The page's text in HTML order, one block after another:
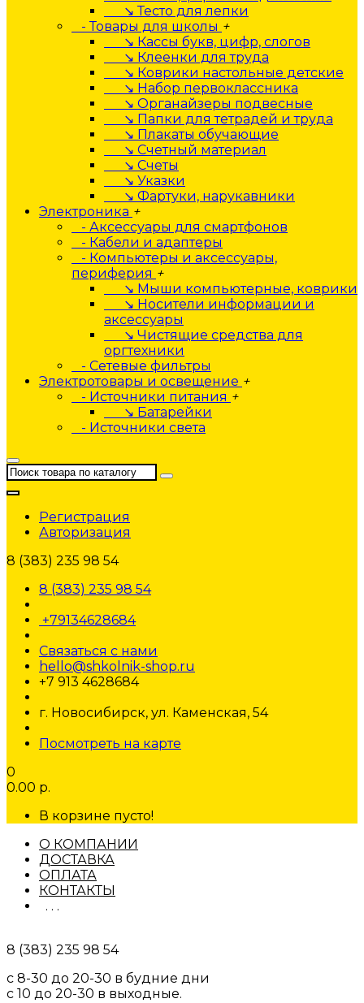
↘ Тесто для лепки
- Товары для школы +
↘ Кассы букв, цифр, слогов
↘ Клеенки для труда
↘ Коврики настольные детские
↘ Набор первоклассника
↘ Органайзеры подвесные
↘ Папки для тетрадей и труда
↘ Плакаты обучающие
↘ Счетный материал
↘ Счеты
↘ Указки
↘ Фартуки, нарукавники
Электроника +
- Аксессуары для смартфонов
- Кабели и адаптеры
- Компьютеры и аксессуары,
периферия +
↘ Мыши компьютерные, коврики
↘ Носители информации и
аксессуары
↘ Чистящие средства для
оргтехники
- Сетевые фильтры
Электротовары и освещение +
- Источники питания +
↘ Батарейки
- Источники света
Регистрация
Авторизация
8 (383) 235 98 54
8 (383) 235 98 54
+79134628684
Связаться с нами
hello@shkolnik-shop.ru
+7 913 4628684
г. Новосибирск, ул. Каменская, 54
Посмотреть на карте
0
0.00 р.
В корзине пусто!
О КОМПАНИИ
ДОСТАВКА
ОПЛАТА
КОНТАКТЫ
. . .
8 (383) 235 98 54
с 8-30 до 20-30 в будние дни
с 10 до 20-30 в выходные.